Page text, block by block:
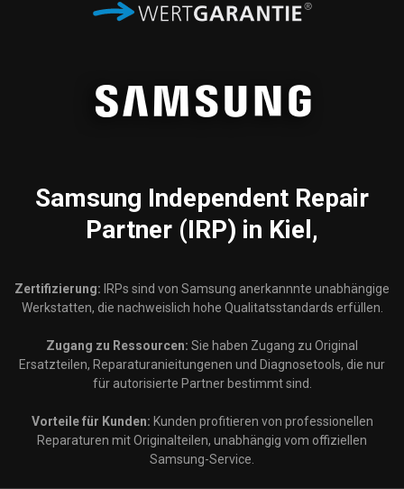
Samsung Independent Repair
Partner (IRP) in Kiel,
Zertifizierung: IRPs sind von Samsung anerkannnte unabhängige
Werkstatten, die nachweislich hohe Qualitatsstandards erfüllen.
Zugang zu Ressourcen: Sie haben Zugang zu Original
Ersatzteilen, Reparaturanieitungenen und Diagnosetools, die nur
für autorisierte Partner bestimmt sind.
Vorteile für Kunden: Kunden profitieren von professionellen
Reparaturen mit Originalteilen, unabhängig vom offiziellen
Samsung-Service.